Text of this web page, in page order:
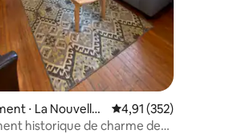
⋅ La Nouvelle-
Évaluation moyenne
4,91 (352)
historique de charme de